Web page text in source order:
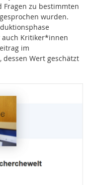
zu bestimmten
wurden.
auch Kritiker*innen
im
Wert geschätzt